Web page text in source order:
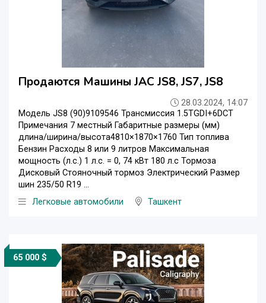
Продаются Машины JAC JS8, JS7, JS8
28.03.2024, 14:07
Модель JS8 (90)9109546 Трансмиссия 1.5TGDI+6DCT
Примечания 7 местный Габаритные размеры (мм)
длина/ширина/высота4810×1870×1760 Тип топлива
Бензин Расходы 8 или 9 литров Максимальная
мощность (л.с.) 1 л.с. = 0, 74 кВт 180 л.с Тормоза
Дисковый Стояночный тормоз Электрический Размер
шин 235/50 R19 ...
Легковые автомобили
Ташкент
65 000 $